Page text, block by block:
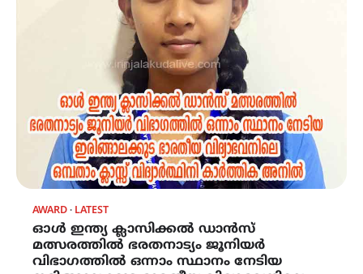
AWARD LATEST
ഓൾ ഇന്ത്യ ക്ലാസിക്കൽ ഡാൻസ്
മത്സരത്തിൽ ഭരതനാട്യം ജൂനിയർ
വിഭാഗത്തിൽ ഒന്നാം സ്ഥാനം നേടിയ